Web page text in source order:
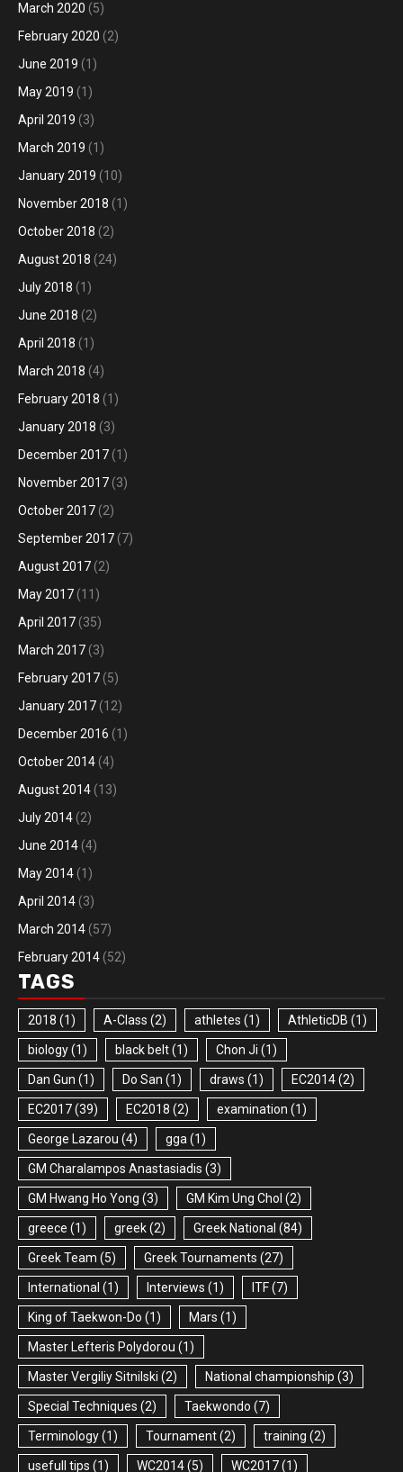
March 2020 (5)
February 2020 (2)
June 2019 (1)
May 2019 (1)
April 2019 (3)
March 2019 (1)
January 2019 (10)
November 2018 (1)
October 2018 (2)
August 2018 (24)
July 2018 (1)
June 2018 (2)
April 2018 (1)
March 2018 (4)
February 2018 (1)
January 2018 (3)
December 2017 (1)
November 2017 (3)
October 2017 (2)
September 2017 (7)
August 2017 (2)
May 2017 (11)
April 2017 (35)
March 2017 (3)
February 2017 (5)
January 2017 (12)
December 2016 (1)
October 2014 (4)
August 2014 (13)
July 2014 (2)
June 2014 (4)
May 2014 (1)
April 2014 (3)
March 2014 (57)
February 2014 (52)
TAGS
2018 (1) A-Class (2) athletes (1) AthleticDB (1)
biology(1) black belt(1) Chon Ji (1)
Dan Gun (1) Do San (1) draws (1) EC2014(2)
EC2017(39) EC2018 (2) examination (1)
George Lazarou (4) gga(1)
GM Charalampos Anastasiadis (3)
GM Hwang Ho Yong (3) GM Kim Ung Chol (2)
greece (1) greek(2) Greek National (84)
Greek Team (5) Greek Tournaments (27)
International (1) Interviews (1) ITF(7)
King of Taekwon-Do (1) Mars (1)
Master Lefteris Polydorou (1)
Master Vergiliy Sitnilski (2) National championship (3)
Special Techniques (2) Taekwondo (7)
Terminology(1) Tournament(2) training (2)
usefull tips (1) WC2014(5) WC2017(1)